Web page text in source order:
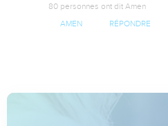
80 personnes ont dit Amen
AMEN RÉPONDRE